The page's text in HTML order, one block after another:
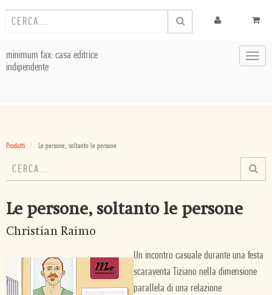
minimum fax: casa editrice
indipendente
Prodotti Le persone, soltanto le persone
Le persone, soltanto le persone
Christian Raimo
Un incontro casuale durante una festa
scaraventa Tiziano nella dimensione
parallela di una relazione